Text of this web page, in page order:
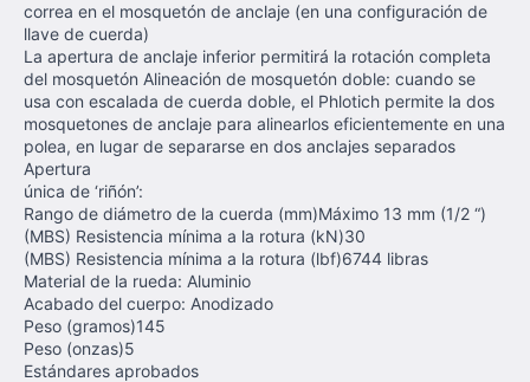
correa en el mosquetón de anclaje (en una configuración de
llave de cuerda)
La apertura de anclaje inferior permitirá la rotación completa
del mosquetón Alineación de mosquetón doble: cuando se
usa con escalada de cuerda doble, el Phlotich permite la dos
mosquetones de anclaje para alinearlos eficientemente en una
polea, en lugar de separarse en dos anclajes separados
Apertura
única de ‘riñón’:
Rango de diámetro de la cuerda (mm)Máximo 13 mm (1/2 “)
(MBS) Resistencia mínima a la rotura (kN)30
(MBS) Resistencia mínima a la rotura (lbf)6744 libras
Material de la rueda: Aluminio
Acabado del cuerpo: Anodizado
Peso (gramos)145
Peso (onzas)5
Estándares aprobados